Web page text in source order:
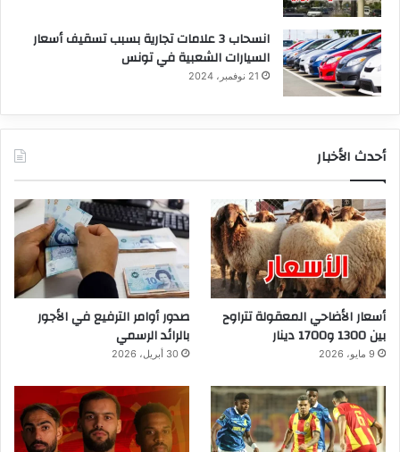
انسحاب 3 علامات تجارية بسبب تسقيف أسعار
السيارات الشعبية في تونس
21 نوفمبر، 2024
أحدث الأخبار
أسعار الأضاحي المعقولة تتراوح
بين 1300 و1700 دينار
9 مايو، 2026
صدور أوامر الترفيع في الأجور
بالرائد الرسمي
30 أبريل، 2026